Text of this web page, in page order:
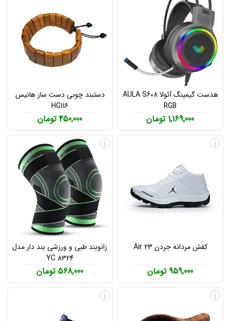
هدست گیمینگ آئولا AULA S608
RGB
1,169,000 تومان
دستبند چوبی دست ساز هانیس
HG116
450,000 تومان
کفش مردانه جردن Air 23
959,000 تومان
i
زانوبند طبی و ورزشی بند دار مدل
YC 8324
568,000 تومان
i
i
i